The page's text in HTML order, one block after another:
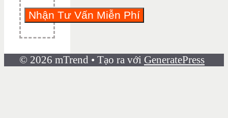
© 2026 mTrend • Tạo ra với GeneratePress